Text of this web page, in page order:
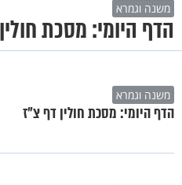
משנה וגמרא
הדף היומי: מסכת
משנה וגמרא
הדף היומי: מסכת חולין דף צ"ז